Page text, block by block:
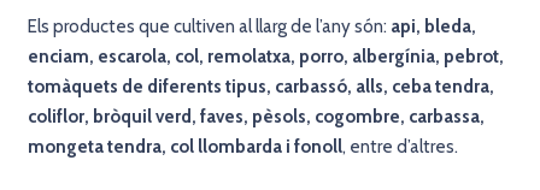
Els productes que cultiven al llarg de l’any són: api, bleda,
enciam, escarola, col, remolatxa, porro, albergínia, pebrot,
tomàquets de diferents tipus, carbassó, alls, ceba tendra,
coliflor, bròquil verd, faves, pèsols, cogombre, carbassa,
mongeta tendra, col llombarda i fonoll, entre d’altres.